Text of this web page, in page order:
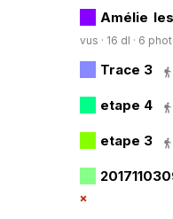
Amélie
vus · 16 dl · 6
Trace 3
etape 4
etape 3